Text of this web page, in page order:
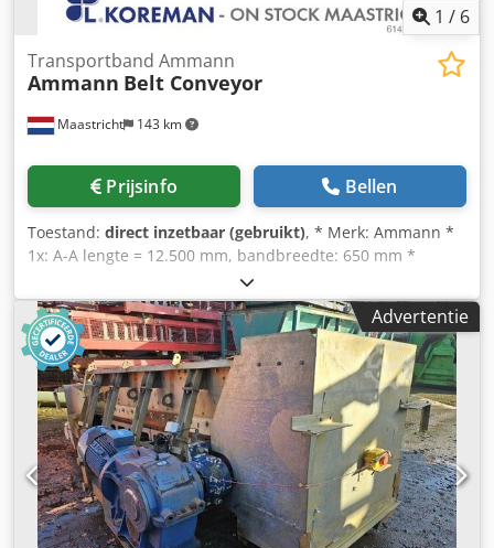
1 / 6
Maastricht 143 km
Transportband Ammann
Ammann Belt Conveyor
Prijsinfo Bellen
Toestand: direct inzetbaar (gebruikt), * Merk: Ammann *
1x: A-A lengte = 12.500 mm, bandbreedte: 650 mm *
Aandrijving: trommelmotor 5,5 kW. * 1x: A-A lengte =
43.000 mm, bandbreedte: 650 mm * Aandrijving:
tandwielkast 15 kW. Crodpfxeywnagj Abhef
Advertentie